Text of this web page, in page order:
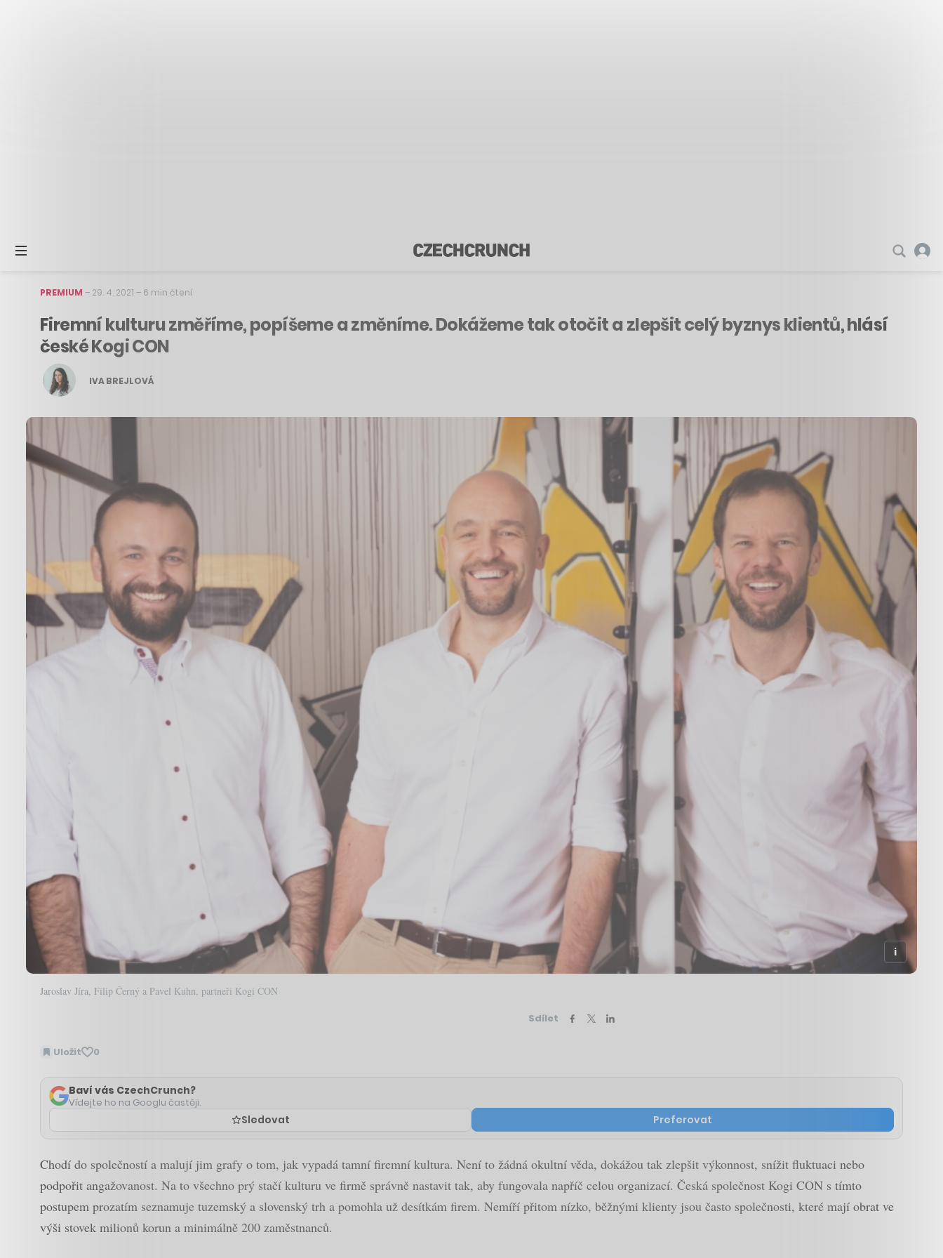
PREMIUM – 29. 4. 2021 – 6 min čtení
Firemní kulturu změříme, popíšeme a změníme. Dokážeme tak otočit a zlepšit celý byznys klientů, hlásí
české Kogi CON
IVA BREJLOVÁ
Jaroslav Jíra, Filip Černý a Pavel Kuhn, partneři Kogi CON
Sdílet
Uložit 0
Baví vás CzechCrunch?
Vídejte ho na Googlu častěji.
Sledovat Preferovat
Chodí do společností a malují jim grafy o tom, jak vypadá tamní firemní kultura. Není to žádná okultní věda, dokážou tak zlepšit výkonnost, snížit fluktuaci nebo
podpořit angažovanost. Na to všechno prý stačí kulturu ve firmě správně nastavit tak, aby fungovala napříč celou organizací. Česká společnost Kogi CON s tímto
postupem prozatím seznamuje tuzemský a slovenský trh a pomohla už desítkám firem. Nemíří přitom nízko, běžnými klienty jsou často společnosti, které mají obrat ve
výši stovek milionů korun a minimálně 200 zaměstnanců.